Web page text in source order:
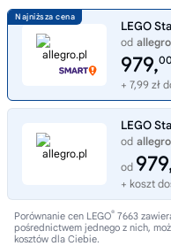
od
979,00
+ 7,99 zł
od
od
+ koszt
Porównanie cen LEGO® 7663
pośrednictwem jednego z nich,
kosztów dla Ciebie.